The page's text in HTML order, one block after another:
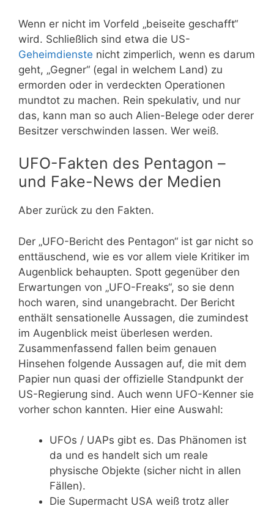
Wenn er nicht im Vorfeld „beiseite geschafft“
wird. Schließlich sind etwa die US-
Geheimdienste nicht zimperlich, wenn es darum
geht, „Gegner“ (egal in welchem Land) zu
ermorden oder in verdeckten Operationen
mundtot zu machen. Rein spekulativ, und nur
das, kann man so auch Alien-Belege oder derer
Besitzer verschwinden lassen. Wer weiß.
UFO-Fakten des Pentagon –
und Fake-News der Medien
Aber zurück zu den Fakten.
Der „UFO-Bericht des Pentagon“ ist gar nicht so
enttäuschend, wie es vor allem viele Kritiker im
Augenblick behaupten. Spott gegenüber den
Erwartungen von „UFO-Freaks“, so sie denn
hoch waren, sind unangebracht. Der Bericht
enthält sensationelle Aussagen, die zumindest
im Augenblick meist überlesen werden.
Zusammenfassend fallen beim genauen
Hinsehen folgende Aussagen auf, die mit dem
Papier nun quasi der offizielle Standpunkt der
US-Regierung sind. Auch wenn UFO-Kenner sie
vorher schon kannten. Hier eine Auswahl:
UFOs / UAPs gibt es. Das Phänomen ist
da und es handelt sich um reale
physische Objekte (sicher nicht in allen
Fällen).
Die Supermacht USA weiß trotz aller